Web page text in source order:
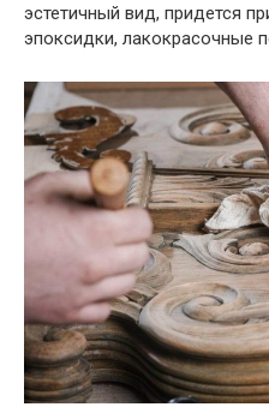
эстетичный вид, придется
эпоксидки, лакокрасочные